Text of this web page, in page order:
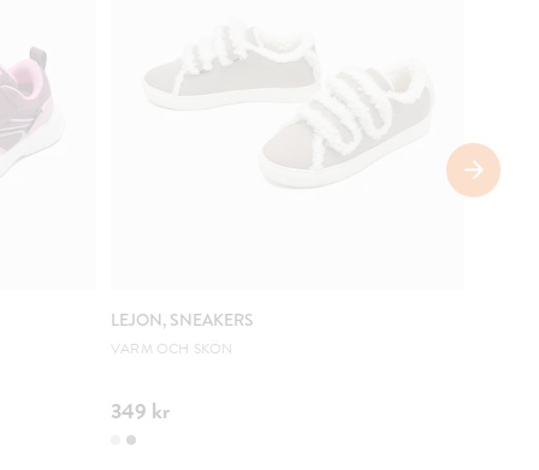
LEJON, SNEAKERS
VARM OCH SKÖN
349 kr